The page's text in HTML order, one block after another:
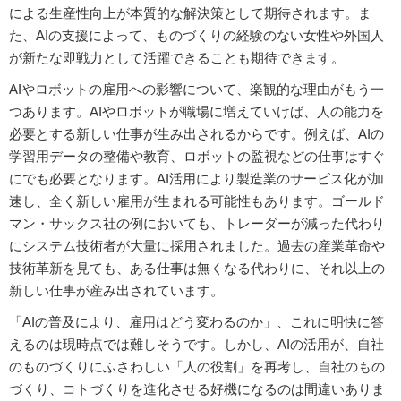
による生産性向上が本質的な解決策として期待されます。ま
た、AIの支援によって、ものづくりの経験のない女性や外国人
が新たな即戦力として活躍できることも期待できます。
AIやロボットの雇用への影響について、楽観的な理由がもう一
つあります。AIやロボットが職場に増えていけば、人の能力を
必要とする新しい仕事が生み出されるからです。例えば、AIの
学習用データの整備や教育、ロボットの監視などの仕事はすぐ
にでも必要となります。AI活用により製造業のサービス化が加
速し、全く新しい雇用が生まれる可能性もあります。ゴールド
マン・サックス社の例においても、トレーダーが減った代わり
にシステム技術者が大量に採用されました。過去の産業革命や
技術革新を見ても、ある仕事は無くなる代わりに、それ以上の
新しい仕事が産み出されています。
「AIの普及により、雇用はどう変わるのか」、これに明快に答
えるのは現時点では難しそうです。しかし、AIの活用が、自社
のものづくりにふさわしい「人の役割」を再考し、自社のもの
づくり、コトづくりを進化させる好機になるのは間違いありま